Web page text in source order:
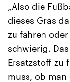
„Also die
dieses Gras
zu fahren
schwierig.
Ersatzstoff zu
muss, ob